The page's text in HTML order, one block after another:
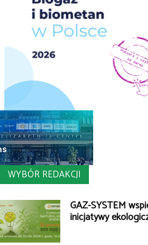
WYBÓR REDAKCJI
GAZ-SYSTEM
inicjatywy